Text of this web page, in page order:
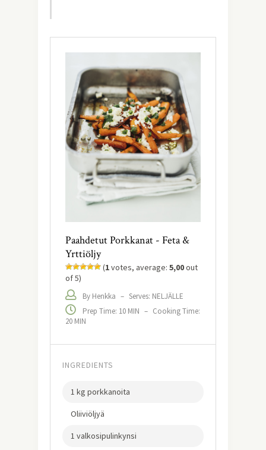
Paahdetut Porkkanat - Feta &
Yrttiöljy
(1votes, average: 5,00out
of 5)
By Henkka – Serves: NELJÄLLE
Prep Time: 10 MIN – Cooking Time:
20 MIN
INGREDIENTS
1 kg porkkanoita
Oliiviöljyä
1 valkosipulinkynsi